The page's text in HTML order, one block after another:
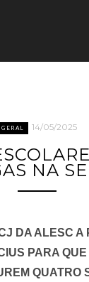
GERAL 14/05/2025
NA
DA ALESC A
PARA
QUATRO